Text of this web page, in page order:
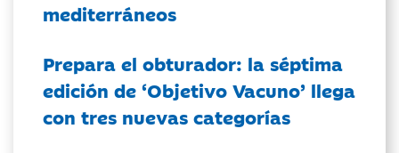
mediterráneos
Prepara el obturador: la séptima
edición de ‘Objetivo Vacuno’ llega
con tres nuevas categorías